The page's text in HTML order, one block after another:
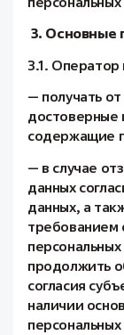
3. Основные
3.1.
— получать
содержащие
— в случае
данных
данных, а
требованием
продолжить
согласия
наличии